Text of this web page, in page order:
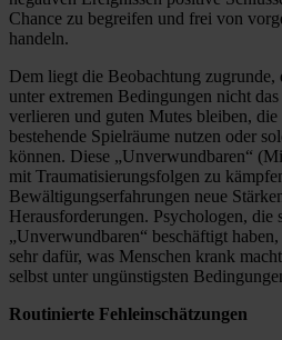
Chance zu begreifen und frei von
handeln.
Dem liegt die Beobachtung zugrunde,
unter extremen Bedingungen nicht
verlieren und guten Mutes bleiben, die
bestehende Spielräume nutzen oder
können. Diese „Unverwundbaren“
mit Traumatisierungsfolgen zu
Bewältigungserfahrungen neue
Herausforderungen. Psychologen, die
„Unverwundbaren“ beschäftigt
sehr dafür, was Menschen krank
selbst unter ungünstigsten
Routinierte Fehleinschätzungen